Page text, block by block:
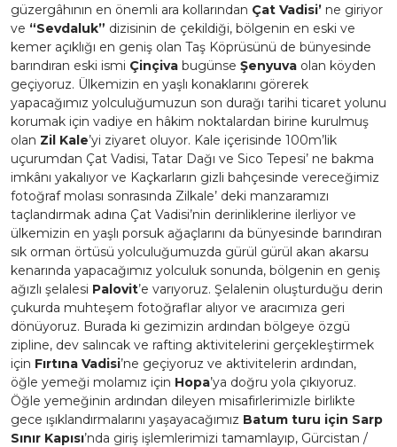
güzergâhının en önemli ara kollarından Çat Vadisi’ ne giriyor
ve “Sevdaluk” dizisinin de çekildiği, bölgenin en eski ve
kemer açıklığı en geniş olan Taş Köprüsünü de bünyesinde
barındıran eski ismi Çinçiva bugünse Şenyuva olan köyden
geçiyoruz. Ülkemizin en yaşlı konaklarını görerek
yapacağımız yolculuğumuzun son durağı tarihi ticaret yolunu
korumak için vadiye en hâkim noktalardan birine kurulmuş
olan Zil Kale’yi ziyaret oluyor. Kale içerisinde 100m’lik
uçurumdan Çat Vadisi, Tatar Dağı ve Sico Tepesi’ ne bakma
imkânı yakalıyor ve Kaçkarların gizli bahçesinde vereceğimiz
fotoğraf molası sonrasında Zilkale’ deki manzaramızı
taçlandırmak adına Çat Vadisi’nin derinliklerine ilerliyor ve
ülkemizin en yaşlı porsuk ağaçlarını da bünyesinde barındıran
sık orman örtüsü yolculuğumuzda gürül gürül akan akarsu
kenarında yapacağımız yolculuk sonunda, bölgenin en geniş
ağızlı şelalesi Palovit’e varıyoruz. Şelalenin oluşturduğu derin
çukurda muhteşem fotoğraflar alıyor ve aracımıza geri
dönüyoruz. Burada ki gezimizin ardından bölgeye özgü
zipline, dev salıncak ve rafting aktivitelerini gerçekleştirmek
için Fırtına Vadisi’ne geçiyoruz ve aktivitelerin ardından,
öğle yemeği molamız için Hopa’ya doğru yola çıkıyoruz.
Öğle yemeğinin ardından dileyen misafirlerimizle birlikte
gece ışıklandırmalarını yaşayacağımız Batum turu için Sarp
Sınır Kapısı’nda giriş işlemlerimizi tamamlayıp, Gürcistan /